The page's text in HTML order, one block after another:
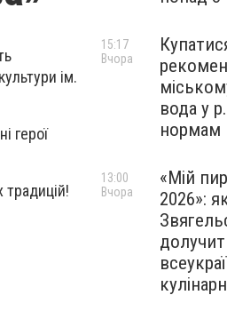
ім.
герої
вода у
нормам
15:17
Вчора
«Мій
2026»:
13:00
Вчора